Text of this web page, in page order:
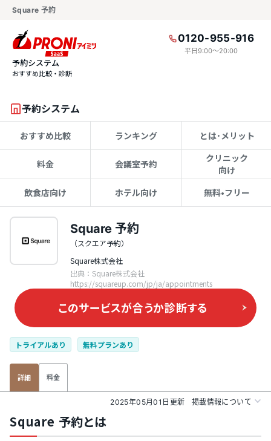
Square 予約
0120-955-916
平日9:00〜20:00
予約システム
おすすめ比較・診断
予約システム
おすすめ比較 ランキング とは･メリット
料金 会議室予約
クリニック
向け
飲食店向け
ホテル向け 無料•フリー
Square 予約
（スクエア予約）
Square株式会社
出典：Square株式会社
https://squareup.com/jp/ja/appointments
このサービスが合うか診断する
トライアルあり 無料プランあり
詳細 料金
2025年05月01日更新 掲載情報について
Square 予約とは